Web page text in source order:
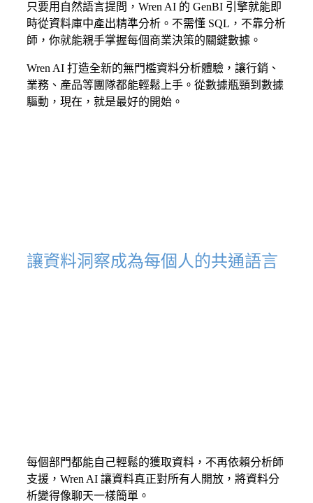
即時掌握資料庫
裡的關鍵洞察
只要用自然語言提問，Wren AI 的 GenBI 引擎就能即
時從資料庫中產出精準分析。不需懂 SQL，不靠分析
師，你就能親手掌握每個商業決策的關鍵數據。
Wren AI 打造全新的無門檻資料分析體驗，讓行銷、
業務、產品等團隊都能輕鬆上手。從數據瓶頸到數據
驅動，現在，就是最好的開始。
讓資料洞察成為每個人的共通語言
每個部門都能自己輕鬆的獲取資料，不再依賴分析師
支援，Wren AI 讓資料真正對所有人開放，將資料分
析變得像聊天一樣簡單。